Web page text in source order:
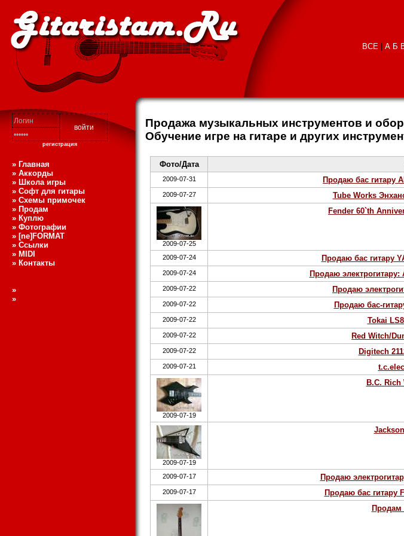
ВСЕ| А Б
регистрация
Продажа музыкальных инструментов и
Обучение игре на гитаре и других
» Главная
» Аккорды
» Школа игры
» Софт для гитары
» Схемы примочек
» Продам
» Куплю
» Фотографии
» [ne]FORMAT
» Ссылки
» MIDI
» Контакты
»
»
Фото/Дата
2009-07-31 Продаю бас гитару
2009-07-27 Tube Works
2009-07-25
Fender 60`th
2009-07-24 Продаю бас гитару
2009-07-24 Продаю электрогитару:
2009-07-22 Продаю
2009-07-22 Продаю бас-
2009-07-22 Tokai
2009-07-22 Red Witch/
2009-07-22 Digitech
2009-07-21
2009-07-19
B.С. Rich
2009-07-19
2009-07-17 Продаю
2009-07-17 Продаю бас гитару
Продам